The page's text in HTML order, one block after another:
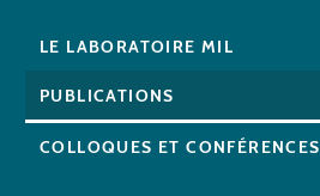
LE LABORATOIRE MIL
PUBLICATIONS
COLLOQUES ET CONFÉRENCES